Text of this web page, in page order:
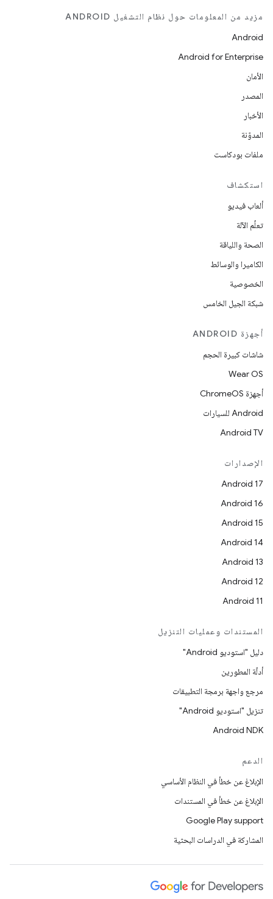
مزيد من المعلومات حول نظام التشغيل ANDROID
Android
Android for Enterprise
الأمان
المصدر
الأخبار
المدوّنة
ملفات بودكاست
استكشاف
ألعاب فيديو
تعلُم الآلة
الصحة واللياقة
الكاميرا والوسائط
الخصوصية
شبكة الجيل الخامس
أجهزة ANDROID
شاشات كبيرة الحجم
Wear OS
أجهزة ChromeOS
Android للسيارات
Android TV
الإصدارات
Android 17
Android 16
Android 15
Android 14
Android 13
Android 12
Android 11
المستندات وعمليات التنزيل
دليل "استوديو Android"
أدلّة المطورين
مرجع واجهة برمجة التطبيقات
تنزيل "استوديو Android"
Android NDK
الدعم
الإبلاغ عن خطأ في النظام الأساسي
الإبلاغ عن خطأ في المستندات
Google Play support
المشاركة في الدراسات البحثية